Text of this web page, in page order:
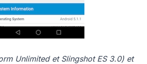
Unlimited et Slingshot ES 3.0) et